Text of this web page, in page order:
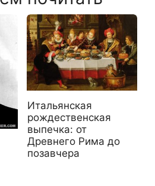
Итальянская
рождественская
выпечка: от
Древнего Рима до
позавчера